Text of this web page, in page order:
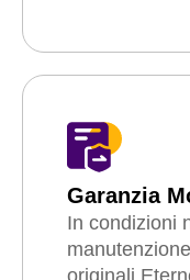
Garanzia
In condizioni
originali